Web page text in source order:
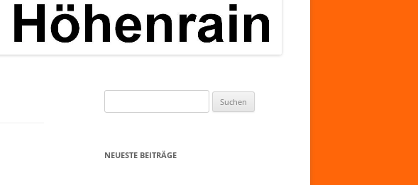
nach:
NEUESTE BEITRÄGE